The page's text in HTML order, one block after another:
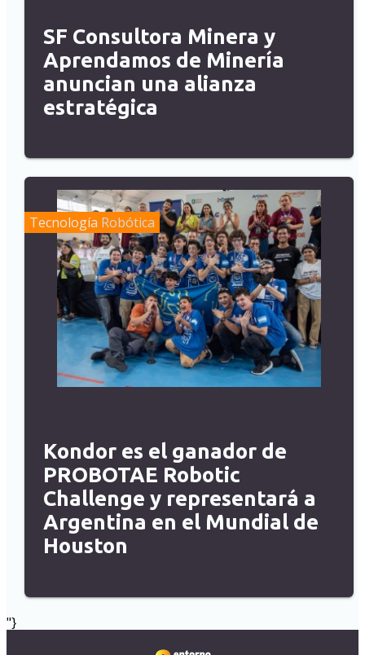
SF Consultora Minera y
Aprendamos de Minería
anuncian una alianza
estratégica
Tecnología Robótica
Kondor es el ganador de
PROBOTAE Robotic
Challenge y representará a
Argentina en el Mundial de
Houston
"}